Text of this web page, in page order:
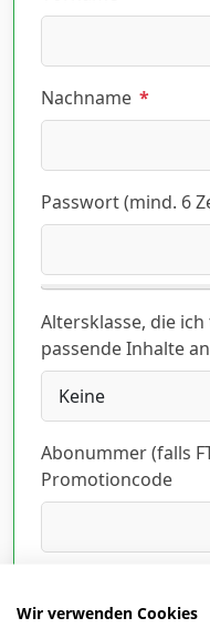
Nachname *
Passwort (mind. 6
Altersklasse, die
passende Inhalte
Abonummer (falls
Promotioncode
Ich habe die
und akzeptiert.
Wir verwenden Cookies